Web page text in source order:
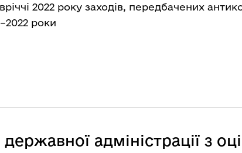
2022 року заходів, передбачених
роки
адміністрації з